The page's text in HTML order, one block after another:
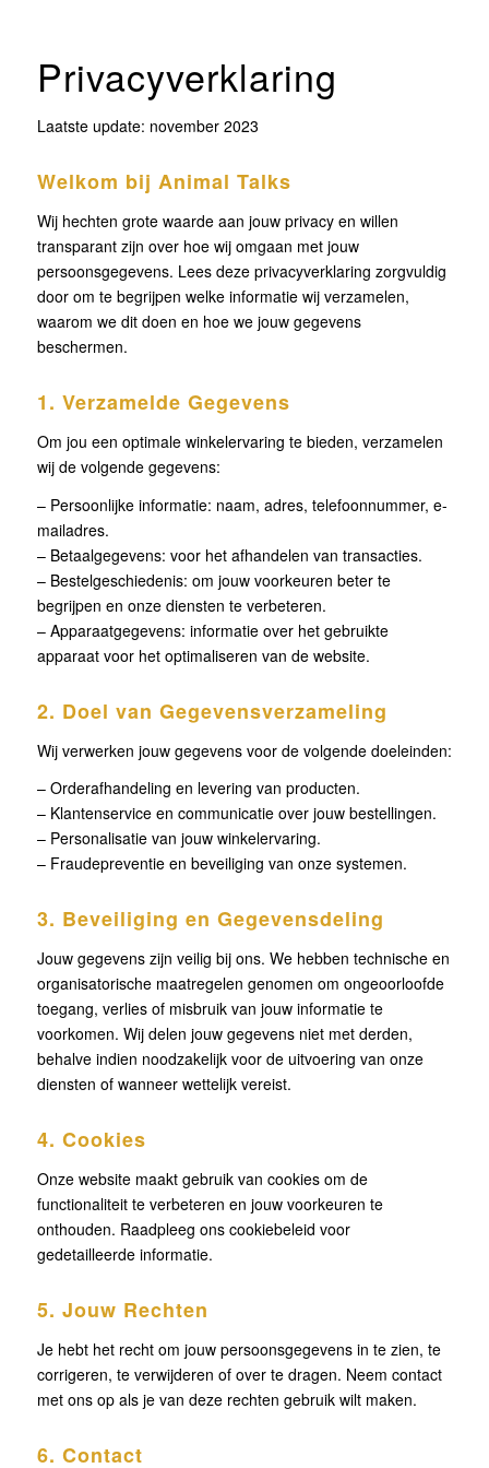
Privacyverklaring
Laatste update: november 2023
Welkom bij Animal Talks
Wij hechten grote waarde aan jouw privacy en willen
transparant zijn over hoe wij omgaan met jouw
persoonsgegevens. Lees deze privacyverklaring zorgvuldig
door om te begrijpen welke informatie wij verzamelen,
waarom we dit doen en hoe we jouw gegevens
beschermen.
1. Verzamelde Gegevens
Om jou een optimale winkelervaring te bieden, verzamelen
wij de volgende gegevens:
– Persoonlijke informatie: naam, adres, telefoonnummer, e-
mailadres.
– Betaalgegevens: voor het afhandelen van transacties.
– Bestelgeschiedenis: om jouw voorkeuren beter te
begrijpen en onze diensten te verbeteren.
– Apparaatgegevens: informatie over het gebruikte
apparaat voor het optimaliseren van de website.
2. Doel van Gegevensverzameling
Wij verwerken jouw gegevens voor de volgende doeleinden:
– Orderafhandeling en levering van producten.
– Klantenservice en communicatie over jouw bestellingen.
– Personalisatie van jouw winkelervaring.
– Fraudepreventie en beveiliging van onze systemen.
3. Beveiliging en Gegevensdeling
Jouw gegevens zijn veilig bij ons. We hebben technische en
organisatorische maatregelen genomen om ongeoorloofde
toegang, verlies of misbruik van jouw informatie te
voorkomen. Wij delen jouw gegevens niet met derden,
behalve indien noodzakelijk voor de uitvoering van onze
diensten of wanneer wettelijk vereist.
4. Cookies
Onze website maakt gebruik van cookies om de
functionaliteit te verbeteren en jouw voorkeuren te
onthouden. Raadpleeg ons cookiebeleid voor
gedetailleerde informatie.
5. Jouw Rechten
Je hebt het recht om jouw persoonsgegevens in te zien, te
corrigeren, te verwijderen of over te dragen. Neem contact
met ons op als je van deze rechten gebruik wilt maken.
6. Contact